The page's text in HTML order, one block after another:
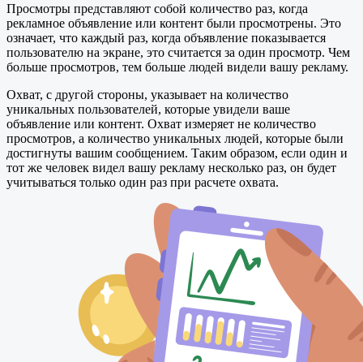
Просмотры представляют собой количество раз, когда
рекламное объявление или контент были просмотрены. Это
означает, что каждый раз, когда объявление показывается
пользователю на экране, это считается за один просмотр. Чем
больше просмотров, тем больше людей видели вашу рекламу.
Охват, с другой стороны, указывает на количество
уникальных пользователей, которые увидели ваше
объявление или контент. Охват измеряет не количество
просмотров, а количество уникальных людей, которые были
достигнуты вашим сообщением. Таким образом, если один и
тот же человек видел вашу рекламу несколько раз, он будет
учитываться только один раз при расчете охвата.